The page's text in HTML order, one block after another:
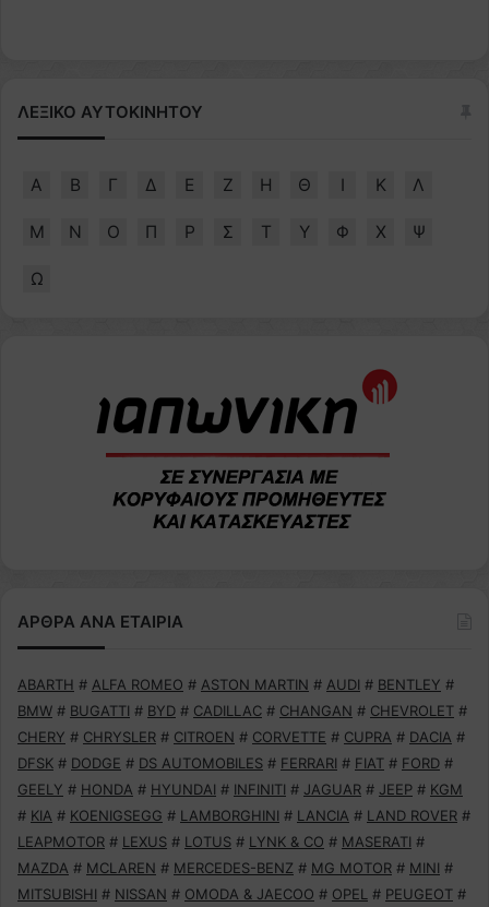
ΛΕΞΙΚΟ ΑΥΤΟΚΙΝΗΤΟΥ
Α Β Γ Δ Ε Ζ Η Θ Ι Κ Λ
Μ Ν Ο Π Ρ Σ Τ Υ Φ Χ Ψ
Ω
ΑΡΘΡΑ ΑΝΑ ΕΤΑΙΡΙΑ
ABARTH # ALFA ROMEO # ASTON MARTIN # AUDI # BENTLEY #
BMW # BUGATTI # BYD # CADILLAC # CHANGAN # CHEVROLET #
CHERY # CHRYSLER # CITROEN # CORVETTE # CUPRA # DACIA #
DFSK # DODGE # DS AUTOMOBILES # FERRARI # FIAT # FORD #
GEELY # HONDA # HYUNDAI # INFINITI # JAGUAR # JEEP # KGM
# KIA # KOENIGSEGG # LAMBORGHINI # LANCIA # LAND ROVER #
LEAPMOTOR # LEXUS # LOTUS # LYNK & CO # MASERATI #
MAZDA # MCLAREN # MERCEDES-BENZ # MG MOTOR # MINI #
MITSUBISHI # NISSAN # OMODA & JAECOO # OPEL # PEUGEOT #